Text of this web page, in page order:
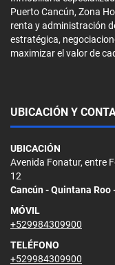
Puerto Cancún, Zona
renta y administración
estratégica,
maximizar el valor de
UBICACIÓN Y
UBICACIÓN
Avenida Fonatur, entre
12
Cancún - Quintana Roo
MÓVIL
+529984309900
TELÉFONO
+529984309900